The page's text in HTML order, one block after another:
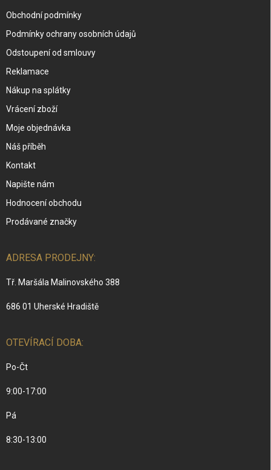
Obchodní podmínky
Podmínky ochrany osobních údajů
Odstoupení od smlouvy
Reklamace
Nákup na splátky
Vrácení zboží
Moje objednávka
Náš příběh
Kontakt
Napište nám
Hodnocení obchodu
Prodávané značky
ADRESA PRODEJNY:
Tř. Maršála Malinovského 388
686 01 Uherské Hradiště
OTEVÍRACÍ DOBA:
Po-Čt
9:00-17:00
Pá
8:30-13:00